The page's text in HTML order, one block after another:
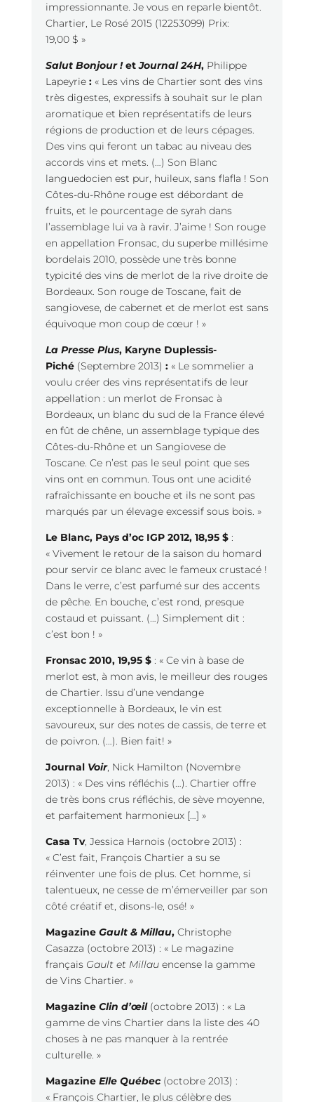
impressionnante. Je vous en reparle bientôt.
Chartier, Le Rosé 2015 (12253099) Prix:
19,00 $ »
Salut Bonjour !etJournal 24H, Philippe
Lapeyrie : « Les vins de Chartier sont des vins
très digestes, expressifs à souhait sur le plan
aromatique et bien représentatifs de leurs
régions de production et de leurs cépages.
Des vins qui feront un tabac au niveau des
accords vins et mets. (…) Son Blanc
languedocien est pur, huileux, sans flafla ! Son
Côtes-du-Rhône rouge est débordant de
fruits, et le pourcentage de syrah dans
l’assemblage lui va à ravir. J’aime ! Son rouge
en appellation Fronsac, du superbe millésime
bordelais 2010, possède une très bonne
typicité des vins de merlot de la rive droite de
Bordeaux. Son rouge de Toscane, fait de
sangiovese, de cabernet et de merlot est sans
équivoque mon coup de cœur ! »
La Presse Plus, Karyne Duplessis-
Piché (Septembre 2013) : « Le sommelier a
voulu créer des vins représentatifs de leur
appellation : un merlot de Fronsac à
Bordeaux, un blanc du sud de la France élevé
en fût de chêne, un assemblage typique des
Côtes-du-Rhône et un Sangiovese de
Toscane. Ce n’est pas le seul point que ses
vins ont en commun. Tous ont une acidité
rafraîchissante en bouche et ils ne sont pas
marqués par un élevage excessif sous bois. »
Le Blanc, Pays d’oc IGP 2012, 18,95 $:
« Vivement le retour de la saison du homard
pour servir ce blanc avec le fameux crustacé !
Dans le verre, c’est parfumé sur des accents
de pêche. En bouche, c’est rond, presque
costaud et puissant. (…) Simplement dit :
c’est bon ! »
Fronsac 2010, 19,95 $ : « Ce vin à base de
merlot est, à mon avis, le meilleur des rouges
de Chartier. Issu d’une vendange
exceptionnelle à Bordeaux, le vin est
savoureux, sur des notes de cassis, de terre et
de poivron. (…). Bien fait! »
Journal Voir, Nick Hamilton (Novembre
2013) : « Des vins réfléchis (…). Chartier offre
de très bons crus réfléchis, de sève moyenne,
et parfaitement harmonieux […] »
Casa Tv, Jessica Harnois (octobre 2013) :
« C’est fait, François Chartier a su se
réinventer une fois de plus. Cet homme, si
talentueux, ne cesse de m’émerveiller par son
côté créatif et, disons-le, osé! »
Magazine Gault & Millau, Christophe
Casazza (octobre 2013) : « Le magazine
français Gault et Millauencense la gamme
de Vins Chartier. »
Magazine Clin d’œil (octobre 2013) : « La
gamme de vins Chartier dans la liste des 40
choses à ne pas manquer à la rentrée
culturelle. »
Magazine Elle Québec (octobre 2013) :
« François Chartier, le plus célèbre des